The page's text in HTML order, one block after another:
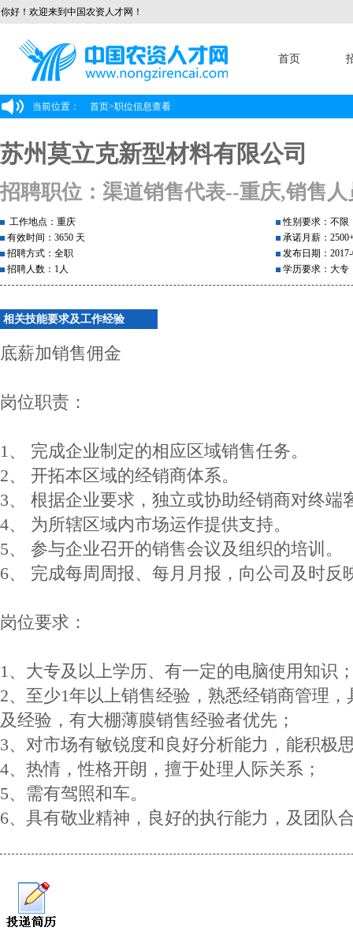
你好！欢迎来到中国农资人才网！
首页
当前位置： 首页>职位信息查看
苏州莫立克新型材料有限公司
招聘职位：渠道销售代表--重庆,销售人
工作地点：重庆
有效时间：3650 天
招聘方式：全职
招聘人数：1人
性别要求：不限
承诺月薪：
发布日期：
学历要求：大专
相关技能要求及工作经验
底薪加销售佣金
岗位职责：
1、 完成企业制定的相应区域销售任务。
2、 开拓本区域的经销商体系。
3、 根据企业要求，独立或协助经销商对终端
4、 为所辖区域内市场运作提供支持。
5、 参与企业召开的销售会议及组织的培训。
6、 完成每周周报、每月月报，向公司及时反
岗位要求：
1、大专及以上学历、有一定的电脑使用知识
2、至少1年以上销售经验，熟悉经销商管理
及经验，有大棚薄膜销售经验者优先；
3、对市场有敏锐度和良好分析能力，能积极
4、热情，性格开朗，擅于处理人际关系；
5、需有驾照和车。
6、具有敬业精神，良好的执行能力，及团队